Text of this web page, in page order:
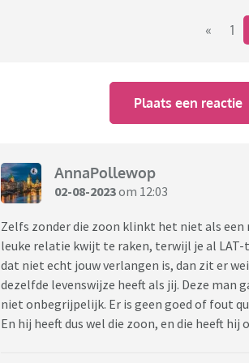
maar nu we dit eindelijk op proef doen,
te doen (vooral in de toekomst), maar hij is
Zowel mijn partner als zijn zoon zijn erg
Wat er nu vooral gebeurt is dat ik het
daar om een minimale taak over te nemen,
te bakken of om de tafel te dekken. Dat
taken blijven liggen totdat ik het doe of
herrie.
Twee weken geleden was ik ziek en toen
schoongemaakt, inclusief de was en alles in
kwam pas om kwart over zes 's-middags
« 1
Plaats een reactie
AnnaPollewop
02-08-2023om 12:03
Zelfs zonder die zoon klinkt het niet als
leuke relatie kwijt te raken, terwijl je al LAT-
dat niet echt jouw verlangen is, dan zit er
dezelfde levenswijze heeft als jij. Deze man
niet onbegrijpelijk. Er is geen goed of fout
En hij heeft dus wel die zoon, en die heeft